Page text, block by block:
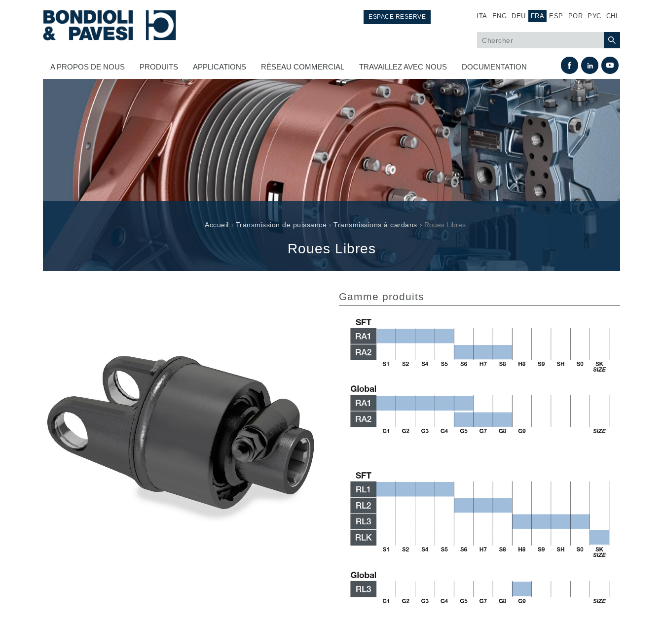
ITA ENG DEU FRA ESP POR РУС CHI
ESPACE RESERVE
A PROPOS DE NOUS PRODUITS APPLICATIONS RÉSEAU COMMERCIAL TRAVAILLEZ AVEC NOUS DOCUMENTATION
Transmission de puissance
Transmissions à cardans
Boîtes à engrenages standard
Renvois d'angle fabriqués pour Bondioli & Pavesi
Boitiers a arbres paralleles
Boîtiers et renvois spéciaux
Boîtiers Pump Drive
Embrayages multidisques a commande hydraulique
Contrôle
Circuits hydrauliques intégrés
Valves à cartouche
Servocommandes
Composants électroniques pour systèmes de contrôle
Échange thermique
Systemes Fan Drive
Accueil › Transmission de puissance ›Transmissions à cardans › Roues Libres
Roues Libres
Gamme produits